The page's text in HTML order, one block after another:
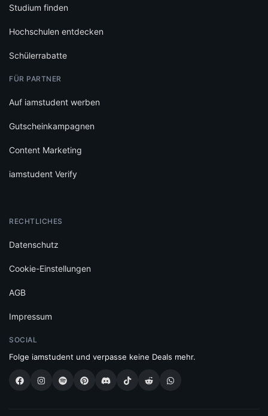
Studium finden
Hochschulen entdecken
Schülerrabatte
FÜR PARTNER
Auf iamstudent werben
Gutscheinkampagnen
Content Marketing
iamstudent Verify
RECHTLICHES
Datenschutz
Cookie-Einstellungen
AGB
Impressum
SOCIAL
Folge iamstudent und verpasse keine Deals mehr.